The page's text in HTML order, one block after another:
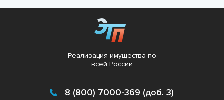
Реализация имущества по
всей России
8 (800) 7000-369 (доб. 3)